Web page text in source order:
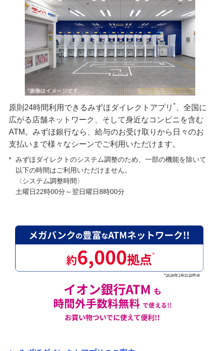
原則24時間利用できるみずほダイレクトアプリ *
、全国に
広がる店舗ネットワーク、そして身近なコンビニを含む
ATM。みずほ銀行なら、給与のお受け取りから日々のお
支払いまで様々なシーンでご利用いただけます。
* みずほダイレクトのシステム調整のため、一部の機能を除いて
以下の時間はご利用いただけません。
〈システム調整時間〉
土曜日22時00分～翌日曜日8時00分